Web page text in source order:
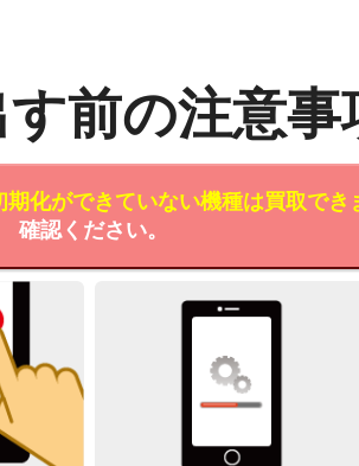
前の注意事
化ができていない機種は買取でき
確認ください。